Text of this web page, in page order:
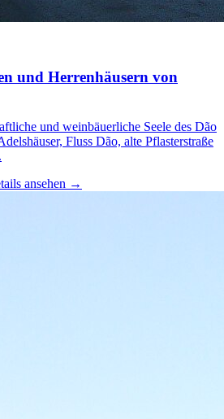
und Herrenhäusern von
und weinbäuerliche Seele des Dão
Fluss Dão, alte Pflasterstraße
ansehen →